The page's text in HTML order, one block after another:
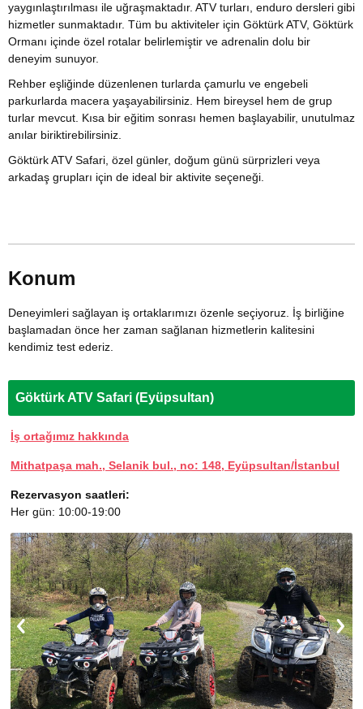
yaygınlaştırılması ile uğraşmaktadır. ATV turları, enduro dersleri gibi
hizmetler sunmaktadır. Tüm bu aktiviteler için Göktürk ATV, Göktürk
Ormanı içinde özel rotalar belirlemiştir ve adrenalin dolu bir
deneyim sunuyor.
Rehber eşliğinde düzenlenen turlarda çamurlu ve engebeli
parkurlarda macera yaşayabilirsiniz. Hem bireysel hem de grup
turlar mevcut. Kısa bir eğitim sonrası hemen başlayabilir, unutulmaz
anılar biriktirebilirsiniz.
Göktürk ATV Safari, özel günler, doğum günü sürprizleri veya
arkadaş grupları için de ideal bir aktivite seçeneği.
Konum
Deneyimleri sağlayan iş ortaklarımızı özenle seçiyoruz. İş birliğine
başlamadan önce her zaman sağlanan hizmetlerin kalitesini
kendimiz test ederiz.
Göktürk ATV Safari (Eyüpsultan)
İş ortağımız hakkında
Mithatpaşa mah., Selanik bul., no: 148, Eyüpsultan/İstanbul
Rezervasyon saatleri:
Her gün: 10:00-19:00